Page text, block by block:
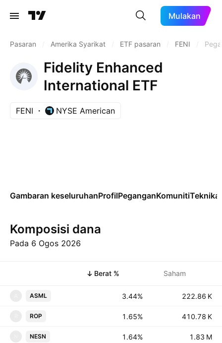
Mulakan
Pasaran Amerika Syarikat ETF pasaran FENI
Fidelity Enhanced
International ETF
FENI NYSE American
Gambaran keseluruhanProfilPeganganKomunitiTeknikal
Komposisi dana
Pada 6 Ogos 2026
Berat % Saham
ASML 3.44% ‪‪222.86 K‬‬
ROP 1.65% ‪‪410.78 K‬‬
NESN 1.64% ‪‪1.83 M‬‬